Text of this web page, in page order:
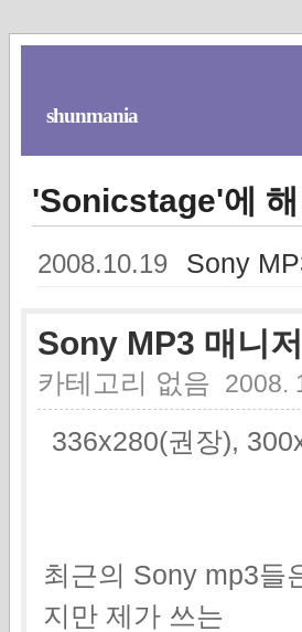
shunmania
'Sonicstage'에
2008.10.19 Sony
Sony MP3 매니
카테고리 없음 2008.
336x280(권장),
최근의 Sony mp3들
지만 제가 쓰는